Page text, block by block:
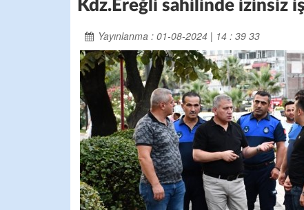
Kdz.Ereğli sahilinde izinsiz
Yayınlanma : 01-08-2024 | 14 : 39 33